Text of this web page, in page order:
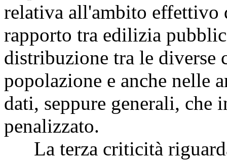
relativa all'ambito
rapporto tra edilizia
distribuzione tra le diverse
popolazione e anche nelle
dati, seppure generali, che
penalizzato.
La terza criticità